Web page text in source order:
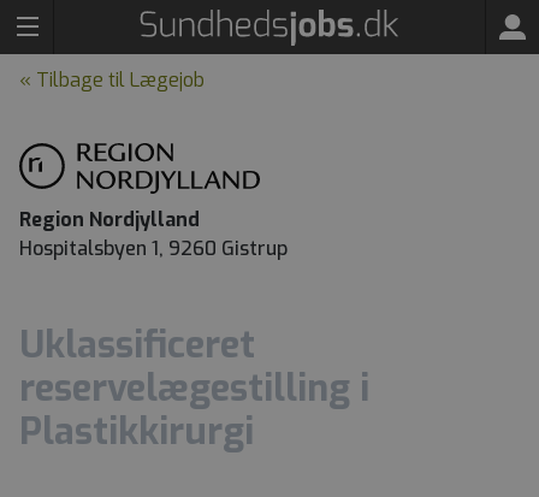
« Tilbage til Lægejob
Region Nordjylland
Hospitalsbyen 1, 9260 Gistrup
Uklassificeret
reservelægestilling i
Plastikkirurgi